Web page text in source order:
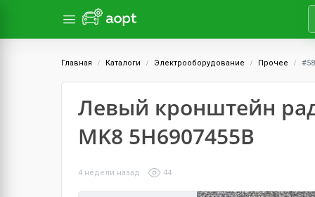
Главная Каталоги Электрооборудование Прочее
Левый кронштейн
MK8 5H6907455B
4 недели назад 44